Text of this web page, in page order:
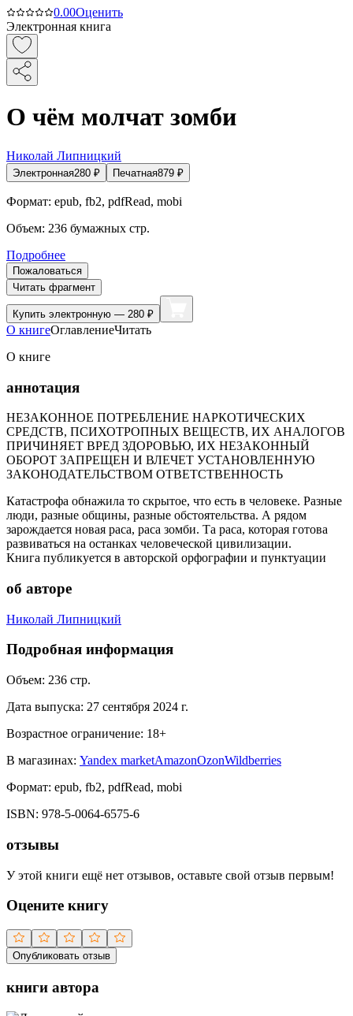
0.00Оценить
Электронная книга
О чём молчат зомби
Николай Липницкий
Электронная280 ₽ Печатная879 ₽
Формат: epub, fb2, pdfRead, mobi
Объем: 236 бумажных стр.
Подробнее
Пожаловаться
Читать фрагмент
Купить электронную — 280 ₽
О книгеОглавлениеЧитать
О книге
аннотация
НЕЗАКОННОЕ ПОТРЕБЛЕНИЕ НАРКОТИЧЕСКИХ
СРЕДСТВ, ПСИХОТРОПНЫХ ВЕЩЕСТВ, ИХ АНАЛОГОВ
ПРИЧИНЯЕТ ВРЕД ЗДОРОВЬЮ, ИХ НЕЗАКОННЫЙ
ОБОРОТ ЗАПРЕЩЕН И ВЛЕЧЕТ УСТАНОВЛЕННУЮ
ЗАКОНОДАТЕЛЬСТВОМ ОТВЕТСТВЕННОСТЬ
Катастрофа обнажила то скрытое, что есть в человеке. Разные
люди, разные общины, разные обстоятельства. А рядом
зарождается новая раса, раса зомби. Та раса, которая готова
развиваться на останках человеческой цивилизации.
Книга публикуется в авторской орфографии и пунктуации
об авторе
Николай Липницкий
Подробная информация
Объем: 236 стр.
Дата выпуска: 27 сентября 2024 г.
Возрастное ограничение: 18+
В магазинах: Yandex marketAmazonOzonWildberries
Формат: epub, fb2, pdfRead, mobi
ISBN: 978-5-0064-6575-6
отзывы
У этой книги ещё нет отзывов, оставьте свой отзыв первым!
Оцените книгу
Опубликовать отзыв
книги автора